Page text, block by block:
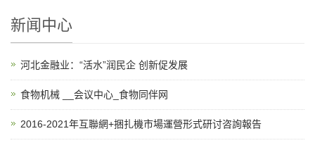
新闻中心
河北金融业：“活水”润民企 创新促发展
食物机械 __会议中心_食物同伴网
2016-2021年互聯網+捆扎機市場運營形式研讨咨詢報告